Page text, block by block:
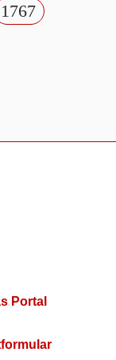
1767
Portal